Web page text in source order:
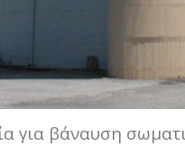
για βάναυση